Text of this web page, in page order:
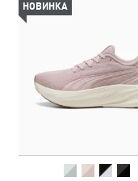
НОВИНКА